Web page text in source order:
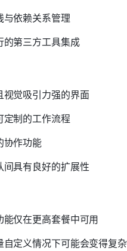
与依赖关系管理
的第三方工具集成
视觉吸引力强的界面
定制的工作流程
协作功能
间具有良好的扩展性
能仅在更高套餐中可用
自定义情况下可能会变得复杂